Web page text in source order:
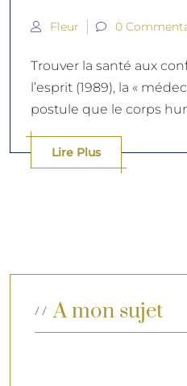
quantique
Fleur 0
Trouver la santé aux
l’esprit (1989), la «
postule que le corps
Lire Plus
A mon sujet